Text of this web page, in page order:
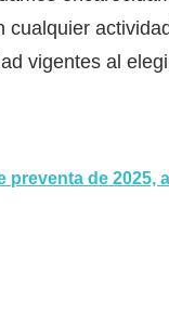
cualquier
vigentes al
preventa de 2025,